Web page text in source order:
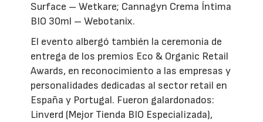
Surface – Wetkare; Cannagyn Crema Íntima
BIO 30ml – Webotanix.
El evento albergó también la ceremonia de
entrega de los premios Eco & Organic Retail
Awards, en reconocimiento a las empresas y
personalidades dedicadas al sector retail en
España y Portugal. Fueron galardonados:
Linverd (Mejor Tienda BIO Especializada),